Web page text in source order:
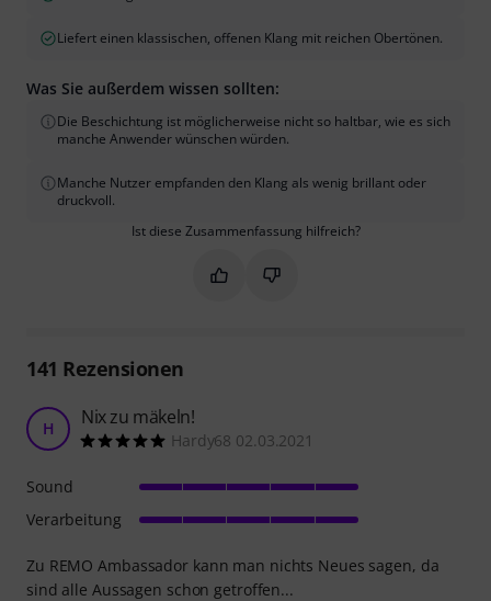
Liefert einen klassischen, offenen Klang mit reichen Obertönen.
Was Sie außerdem wissen sollten:
Die Beschichtung ist möglicherweise nicht so haltbar, wie es sich
manche Anwender wünschen würden.
Manche Nutzer empfanden den Klang als wenig brillant oder
druckvoll.
Ist diese Zusammenfassung hilfreich?
Markieren Sie diese
Markieren Sie diese
141 Rezensionen
H Nix zu mäkeln!
Hardy68 02.03.2021
Zu REMO Ambassador kann man nichts Neues sagen, da
sind alle Aussagen schon getroffen...
Sound
Verarbeitung